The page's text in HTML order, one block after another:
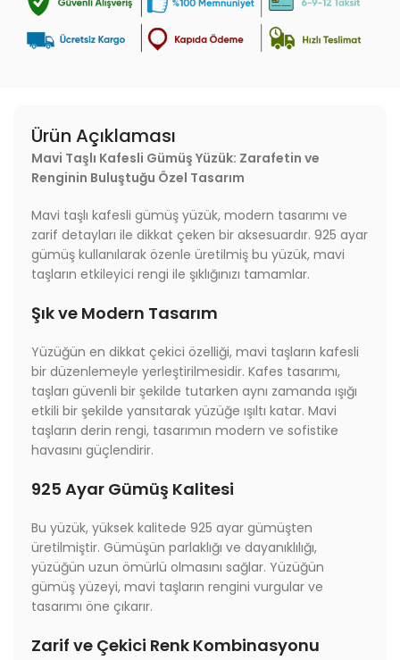
Ürün Açıklaması
Mavi Taşlı Kafesli Gümüş Yüzük: Zarafetin ve
Renginin Buluştuğu Özel Tasarım
Mavi taşlı kafesli gümüş yüzük, modern tasarımı ve
zarif detayları ile dikkat çeken bir aksesuardır. 925 ayar
gümüş kullanılarak özenle üretilmiş bu yüzük, mavi
taşların etkileyici rengi ile şıklığınızı tamamlar.
Şık ve Modern Tasarım
Yüzüğün en dikkat çekici özelliği, mavi taşların kafesli
bir düzenlemeyle yerleştirilmesidir. Kafes tasarımı,
taşları güvenli bir şekilde tutarken aynı zamanda ışığı
etkili bir şekilde yansıtarak yüzüğe ışıltı katar. Mavi
taşların derin rengi, tasarımın modern ve sofistike
havasını güçlendirir.
925 Ayar Gümüş Kalitesi
Bu yüzük, yüksek kalitede 925 ayar gümüşten
üretilmiştir. Gümüşün parlaklığı ve dayanıklılığı,
yüzüğün uzun ömürlü olmasını sağlar. Yüzüğün
gümüş yüzeyi, mavi taşların rengini vurgular ve
tasarımı öne çıkarır.
Zarif ve Çekici Renk Kombinasyonu